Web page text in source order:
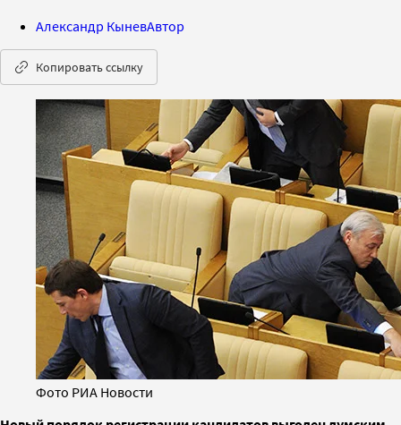
Александр КыневАвтор
Копировать ссылку
Фото РИА Новости